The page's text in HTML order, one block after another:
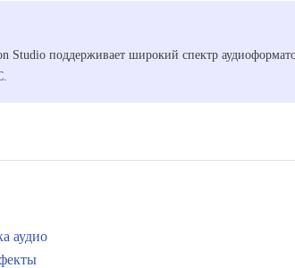
Studio поддерживает широкий спектр
аудио